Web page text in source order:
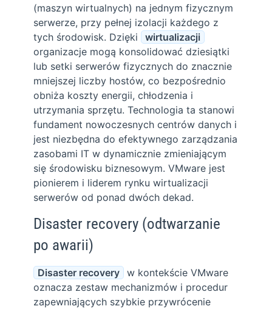
(maszyn wirtualnych) na jednym fizycznym
serwerze, przy pełnej izolacji każdego z
tych środowisk. Dzięki
wirtualizacji
organizacje mogą konsolidować dziesiątki
lub setki serwerów fizycznych do znacznie
mniejszej liczby hostów, co bezpośrednio
obniża koszty energii, chłodzenia i
utrzymania sprzętu. Technologia ta stanowi
fundament nowoczesnych centrów danych i
jest niezbędna do efektywnego zarządzania
zasobami IT w dynamicznie zmieniającym
się środowisku biznesowym. VMware jest
pionierem i liderem rynku wirtualizacji
serwerów od ponad dwóch dekad.
Disaster recovery (odtwarzanie
po awarii)
Disaster recovery w kontekście VMware
oznacza zestaw mechanizmów i procedur
zapewniających szybkie przywrócenie